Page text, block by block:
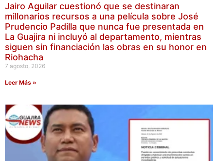
Jairo Aguilar cuestionó que se destinaran
millonarios recursos a una película sobre José
Prudencio Padilla que nunca fue presentada en
La Guajira ni incluyó al departamento, mientras
siguen sin financiación las obras en su honor en
Riohacha
7 agosto, 2026
Leer Más »